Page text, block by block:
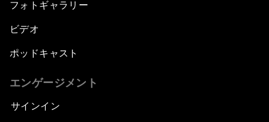
フォトギャラリー
ビデオ
ポッドキャスト
エンゲージメント
サインイン